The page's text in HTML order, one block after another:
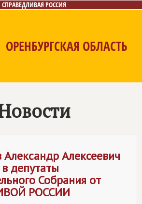
СПРАВЕДЛИВАЯ РОССИЯ
ОРЕНБУРГСКАЯ ОБЛАСТЬ
Алексеевич
депутаты
Собрания от
РОССИИ